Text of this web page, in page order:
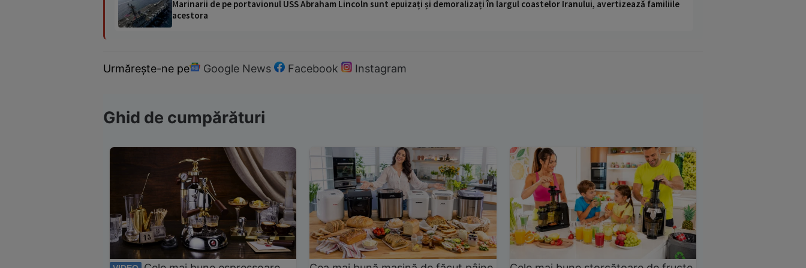
Marinarii de pe portavionul USS Abraham Lincoln sunt epuizați și demoralizați în largul coastelor Iranului, avertizează familiile
acestora
Urmărește-ne pe Google News Facebook Instagram
Ghid de cumpărături